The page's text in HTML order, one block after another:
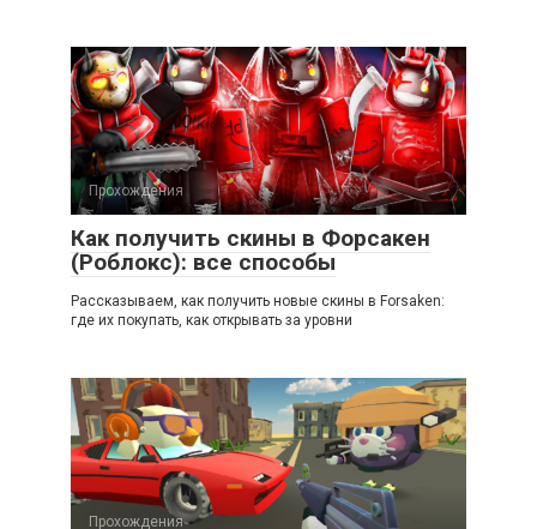
Прохождения
Как получить скины в Форсакен
(Роблокс): все способы
Рассказываем, как получить новые скины в Forsaken:
где их покупать, как открывать за уровни
Прохождения